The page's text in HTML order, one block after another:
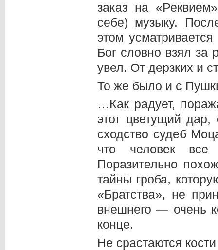
заказ на
себе) музыку.
этом
Бог словно взял за
увел. От дерзких и
То же было и с
…Как радует,
этот цветущий
сходство судеб
что человек
Поразительно
тайны гроба,
«Братства», не
внешнего — очень
конце.
Не срастаются